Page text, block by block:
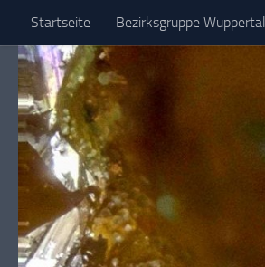
Zum Inhalt springen
Startseite Bezirksgruppe Wuppertal
Spezielle Sammelgebiete